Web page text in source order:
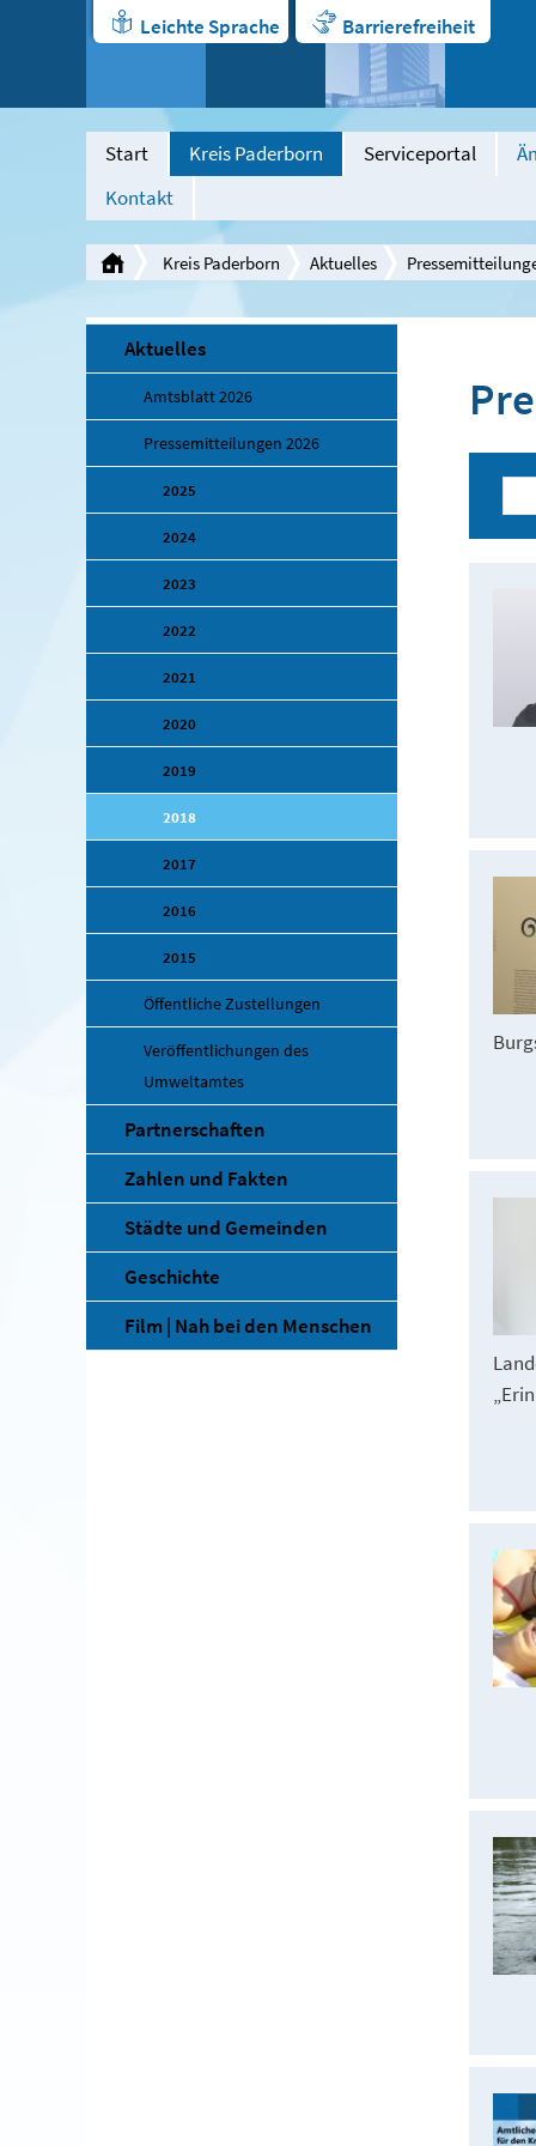
Leichte Sprache Barrierefreiheit
Start Kreis Paderborn Serviceportal
Kontakt
Kreis Paderborn Aktuelles
Aktuelles
Amtsblatt 2026
Pressemitteilungen 2026
2025
2024
2023
2022
2021
2020
2019
2018
2017
2016
2015
Öffentliche Zustellungen
Veröffentlichungen des
Umweltamtes
Partnerschaften
Zahlen und Fakten
Städte und Gemeinden
Geschichte
Film | Nah bei den Menschen